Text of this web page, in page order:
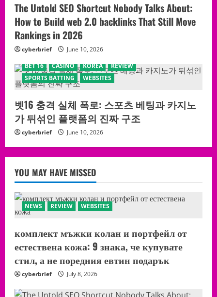
The Untold SEO Shortcut Nobody Talks About:
How to Build web 2.0 backlinks That Still Move
Rankings in 2026
cyberbrief
June 10, 2026
BET 16
CASINO KOREA
REVIEW
SPORTS BATTING
WEBSITES
벳16 충격 실체 폭로: 스포츠 베팅과 카지노
가 뒤섞인 플랫폼의 진짜 구조
cyberbrief June 10, 2026
YOU MAY HAVE MISSED
NEWS REVIEW WEBSITES
комплект мъжки колан и портфейл от
естествена кожа: 9 знака, че купувате
стил, а не поредния евтин подарък
cyberbrief July 8, 2026